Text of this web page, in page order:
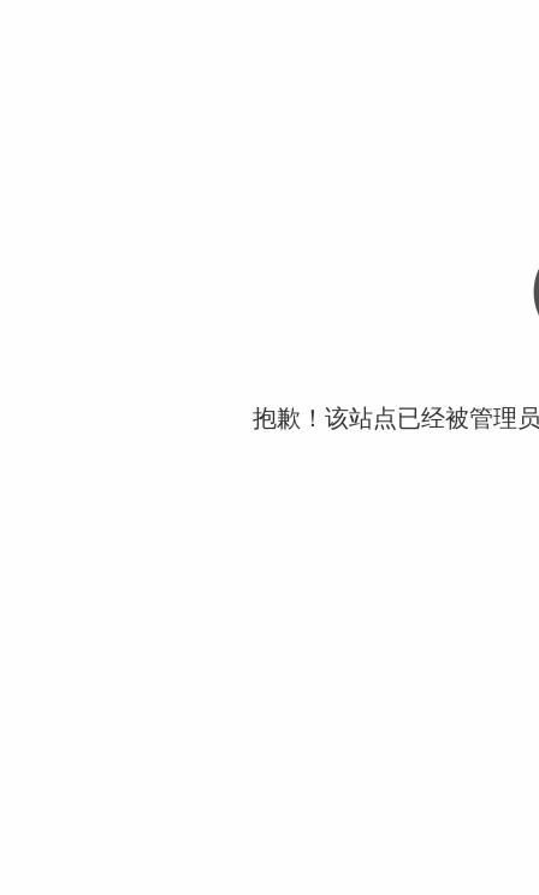
抱歉！该站点已经被管理